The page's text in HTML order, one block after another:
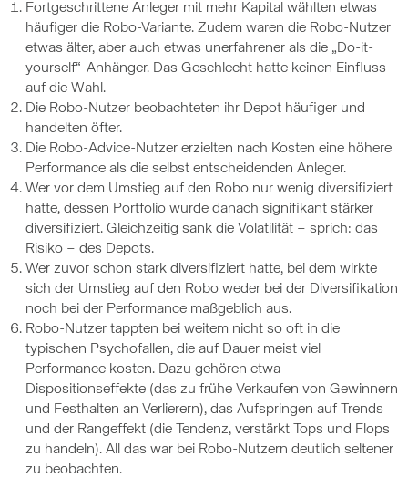
Fortgeschrittene Anleger mit mehr Kapital wählten etwas
häufiger die Robo-Variante. Zudem waren die Robo-Nutzer
etwas älter, aber auch etwas unerfahrener als die „Do-it-
yourself“-Anhänger. Das Geschlecht hatte keinen Einfluss
auf die Wahl.
Die Robo-Nutzer beobachteten ihr Depot häufiger und
handelten öfter.
Die Robo-Advice-Nutzer erzielten nach Kosten eine höhere
Performance als die selbst entscheidenden Anleger.
Wer vor dem Umstieg auf den Robo nur wenig diversifiziert
hatte, dessen Portfolio wurde danach signifikant stärker
diversifiziert. Gleichzeitig sank die Volatilität – sprich: das
Risiko – des Depots.
Wer zuvor schon stark diversifiziert hatte, bei dem wirkte
sich der Umstieg auf den Robo weder bei der Diversifikation
noch bei der Performance maßgeblich aus.
Robo-Nutzer tappten bei weitem nicht so oft in die
typischen Psychofallen, die auf Dauer meist viel
Performance kosten. Dazu gehören etwa
Dispositionseffekte (das zu frühe Verkaufen von Gewinnern
und Festhalten an Verlierern), das Aufspringen auf Trends
und der Rangeffekt (die Tendenz, verstärkt Tops und Flops
zu handeln). All das war bei Robo-Nutzern deutlich seltener
zu beobachten.